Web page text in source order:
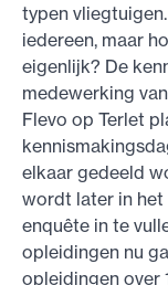
typen
iedereen, maar
eigenlijk? De
medewerking
Flevo op Terlet
elkaar gedeeld
wordt later in
enquête in te
opleidingen nu
opleidingen over